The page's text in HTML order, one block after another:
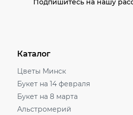
Подпишитесь на нашу
Каталог
Цветы Минск
Букет на 14 февраля
Букет на 8 марта
Альстромерий